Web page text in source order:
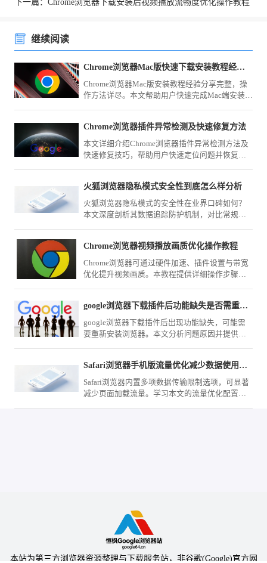
下一篇：Chrome浏览器下载安装后视频播放流畅度优化操作教程
继续阅读
Chrome浏览器Mac版快速下载安装教程经验分享
Chrome浏览器Mac版安装教程经验分享完整，操
作方法详尽。本文帮助用户快速完成Mac端安装，
Chrome浏览器插件异常检测及快速修复方法
本文详细介绍Chrome浏览器插件异常检测方法及
快速修复技巧，帮助用户快速定位问题并恢复插
火狐浏览器隐私模式安全性到底怎么样分析
火狐浏览器隐私模式的安全性在业界口碑如何？
本文深度剖析其数据追踪防护机制，对比常规模
Chrome浏览器视频播放画质优化操作教程
Chrome浏览器可通过硬件加速、插件设置与带宽
优化提升视频画质。本教程提供详细操作步骤，
google浏览器下载插件后功能缺失是否需重新安装浏览器
google浏览器下载插件后出现功能缺失，可能需
要重新安装浏览器。本文分析问题原因并提供恢
Safari浏览器手机版流量优化减少数据使用方法
Safari浏览器内置多项数据传输限制选项，可显著
减少页面加载流量。学习本文的流量优化配置指
本站为第三方浏览器资源整理与下载服务站，非谷歌(Google)官方网